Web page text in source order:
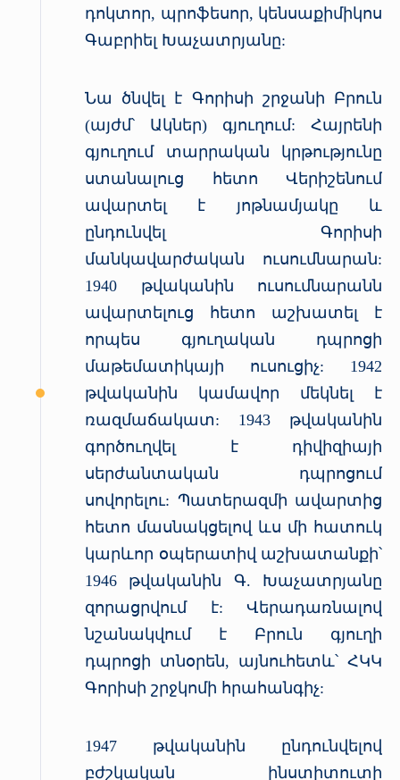
«Հերացի» արհեստակցական կազմակերպություն
դոկտոր, պրոֆեսոր, կենսաքիմիկոս
Գաբրիել Խաչատրյանը:
Նա ծնվել է Գորիսի շրջանի Բրուն
(այժմ՝ Ակներ) գյուղում: Հայրենի
գյուղում տարրական կրթությունը
ստանալուց հետո Վերիշենում
ավարտել է յոթնամյակը և
ընդունվել Գորիսի
մանկավարժական ուսումնարան:
1940 թվականին ուսումնարանն
ավարտելուց հետո աշխատել է
որպես գյուղական դպրոցի
մաթեմատիկայի ուսուցիչ: 1942
թվականին կամավոր մեկնել է
ռազմաճակատ: 1943 թվականին
գործուղվել է դիվիզիայի
սերժանտական դպրոցում
սովորելու: Պատերազմի ավարտից
հետո մասնակցելով ևս մի հատուկ
կարևոր օպերատիվ աշխատանքի՝
1946 թվականին Գ. Խաչատրյանը
զորացրվում է: Վերադառնալով
նշանակվում է Բրուն գյուղի
դպրոցի տնօրեն, այնուհետև՝ ՀԿԿ
Գորիսի շրջկոմի հրահանգիչ:
1947 թվականին ընդունվելով
բժշկական ինստիտուտի